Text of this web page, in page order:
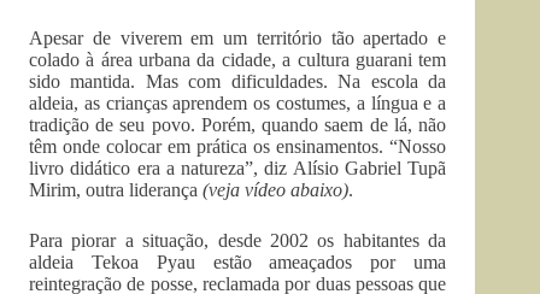
Apesar de viverem em um território tão apertado e
colado à área urbana da cidade, a cultura guarani tem
sido mantida. Mas com dificuldades. Na escola da
aldeia, as crianças aprendem os costumes, a língua e a
tradição de seu povo. Porém, quando saem de lá, não
têm onde colocar em prática os ensinamentos. “Nosso
livro didático era a natureza”, diz Alísio Gabriel Tupã
Mirim, outra liderança (veja vídeo abaixo).
Para piorar a situação, desde 2002 os habitantes da
aldeia Tekoa Pyau estão ameaçados por uma
reintegração de posse, reclamada por duas pessoas que